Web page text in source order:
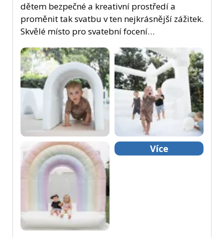
dětem bezpečné a kreativní prostředí a
proměnit tak svatbu v ten nejkrásnější zážitek.
Skvělé místo pro svatební focení…
Více